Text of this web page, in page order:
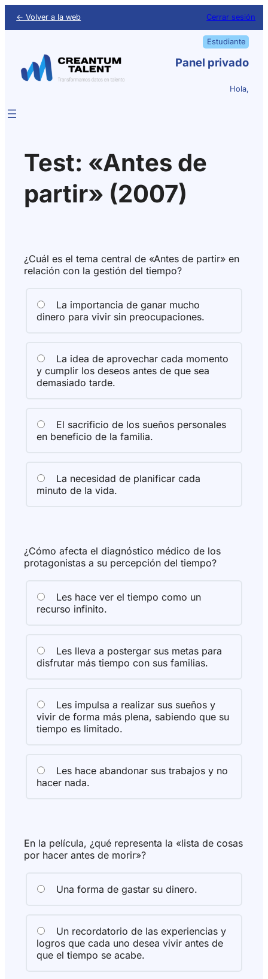
← Volver a la web Cerrar sesión
Estudiante
Panel privado
Hola,
Test: «Antes de
partir» (2007)
¿Cuál es el tema central de «Antes de partir» en
relación con la gestión del tiempo?
La importancia de ganar mucho
dinero para vivir sin preocupaciones.
La idea de aprovechar cada momento
y cumplir los deseos antes de que sea
demasiado tarde.
El sacrificio de los sueños personales
en beneficio de la familia.
La necesidad de planificar cada
minuto de la vida.
¿Cómo afecta el diagnóstico médico de los
protagonistas a su percepción del tiempo?
Les hace ver el tiempo como un
recurso infinito.
Les lleva a postergar sus metas para
disfrutar más tiempo con sus familias.
Les impulsa a realizar sus sueños y
vivir de forma más plena, sabiendo que su
tiempo es limitado.
Les hace abandonar sus trabajos y no
hacer nada.
En la película, ¿qué representa la «lista de cosas
por hacer antes de morir»?
Una forma de gastar su dinero.
Un recordatorio de las experiencias y
logros que cada uno desea vivir antes de
que el tiempo se acabe.